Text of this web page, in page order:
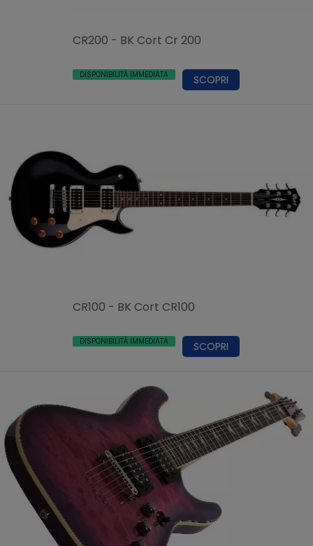
CR200 - BK Cort Cr 200
DISPONIBILITÀ IMMEDIATA SCOPRI
CR100 - BK Cort CR100
DISPONIBILITÀ IMMEDIATA SCOPRI